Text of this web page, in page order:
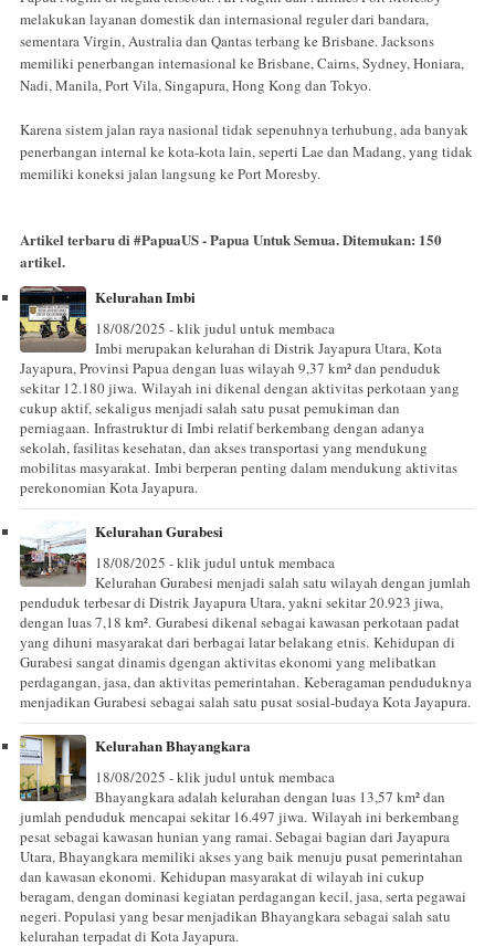
melakukan layanan domestik dan internasional reguler dari bandara,
sementara Virgin, Australia dan Qantas terbang ke Brisbane. Jacksons
memiliki penerbangan internasional ke Brisbane, Cairns, Sydney, Honiara,
Nadi, Manila, Port Vila, Singapura, Hong Kong dan Tokyo.
Karena sistem jalan raya nasional tidak sepenuhnya terhubung, ada banyak
penerbangan internal ke kota-kota lain, seperti Lae dan Madang, yang tidak
memiliki koneksi jalan langsung ke Port Moresby.
Artikel terbaru di #PapuaUS - Papua Untuk Semua. Ditemukan: 150
artikel.
Kelurahan Imbi
18/08/2025 - klik judul untuk membaca
Imbi merupakan kelurahan di Distrik Jayapura Utara, Kota
Jayapura, Provinsi Papua dengan luas wilayah 9,37 km² dan penduduk
sekitar 12.180 jiwa. Wilayah ini dikenal dengan aktivitas perkotaan yang
cukup aktif, sekaligus menjadi salah satu pusat pemukiman dan
perniagaan. Infrastruktur di Imbi relatif berkembang dengan adanya
sekolah, fasilitas kesehatan, dan akses transportasi yang mendukung
mobilitas masyarakat. Imbi berperan penting dalam mendukung aktivitas
perekonomian Kota Jayapura.
Kelurahan Gurabesi
18/08/2025 - klik judul untuk membaca
Kelurahan Gurabesi menjadi salah satu wilayah dengan jumlah
penduduk terbesar di Distrik Jayapura Utara, yakni sekitar 20.923 jiwa,
dengan luas 7,18 km². Gurabesi dikenal sebagai kawasan perkotaan padat
yang dihuni masyarakat dari berbagai latar belakang etnis. Kehidupan di
Gurabesi sangat dinamis dgengan aktivitas ekonomi yang melibatkan
perdagangan, jasa, dan aktivitas pemerintahan. Keberagaman penduduknya
menjadikan Gurabesi sebagai salah satu pusat sosial-budaya Kota Jayapura.
Kelurahan Bhayangkara
18/08/2025 - klik judul untuk membaca
Bhayangkara adalah kelurahan dengan luas 13,57 km² dan
jumlah penduduk mencapai sekitar 16.497 jiwa. Wilayah ini berkembang
pesat sebagai kawasan hunian yang ramai. Sebagai bagian dari Jayapura
Utara, Bhayangkara memiliki akses yang baik menuju pusat pemerintahan
dan kawasan ekonomi. Kehidupan masyarakat di wilayah ini cukup
beragam, dengan dominasi kegiatan perdagangan kecil, jasa, serta pegawai
negeri. Populasi yang besar menjadikan Bhayangkara sebagai salah satu
kelurahan terpadat di Kota Jayapura.